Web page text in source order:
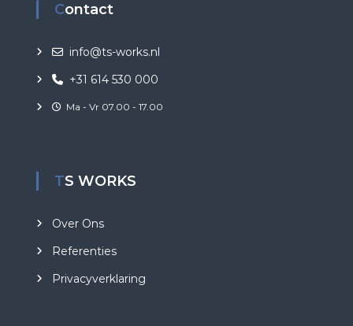
Contact
info@ts-works.nl
+31 614 530 000
Ma - Vr 07.00 - 17.00
TS WORKS
Over Ons
Referenties
Privacyverklaring